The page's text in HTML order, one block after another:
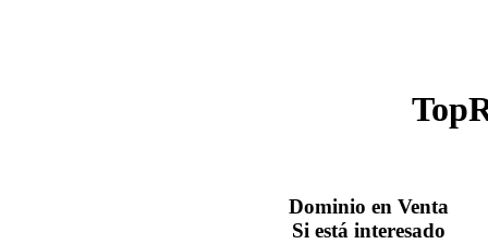
Dominio en Venta
Si está interesado